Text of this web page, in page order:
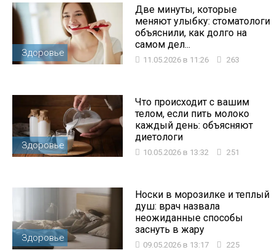
Здоровье
Две минуты, которые
меняют улыбку: стоматологи
объяснили, как долго на
самом дел...
11.05.2026 в 11:26 263
Здоровье
Что происходит с вашим
телом, если пить молоко
каждый день: объясняют
диетологи
10.05.2026 в 13:32 251
Здоровье
Носки в морозилке и теплый
душ: врач назвала
неожиданные способы
заснуть в жару
09.05.2026 в 13:17 225